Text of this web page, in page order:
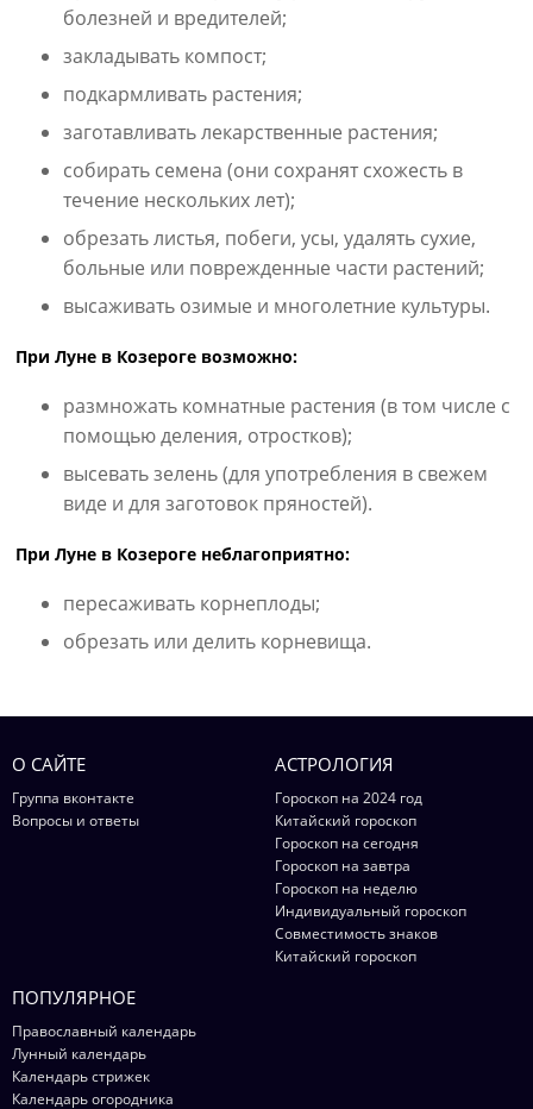
болезней и вредителей;
закладывать компост;
подкармливать растения;
заготавливать лекарственные растения;
собирать семена (они сохранят схожесть в
течение нескольких лет);
обрезать листья, побеги, усы, удалять сухие,
больные или поврежденные части растений;
высаживать озимые и многолетние культуры.
При Луне в Козероге возможно:
размножать комнатные растения (в том числе с
помощью деления, отростков);
высевать зелень (для употребления в свежем
виде и для заготовок пряностей).
При Луне в Козероге неблагоприятно:
пересаживать корнеплоды;
обрезать или делить корневища.
О САЙТЕ
Группа вконтакте
Вопросы и ответы
АСТРОЛОГИЯ
Гороскоп на 2024 год
Китайский гороскоп
Гороскоп на сегодня
Гороскоп на завтра
Гороскоп на неделю
Индивидуальный гороскоп
Совместимость знаков
Китайский гороскоп
ПОПУЛЯРНОЕ
Православный календарь
Лунный календарь
Календарь стрижек
Календарь огородника